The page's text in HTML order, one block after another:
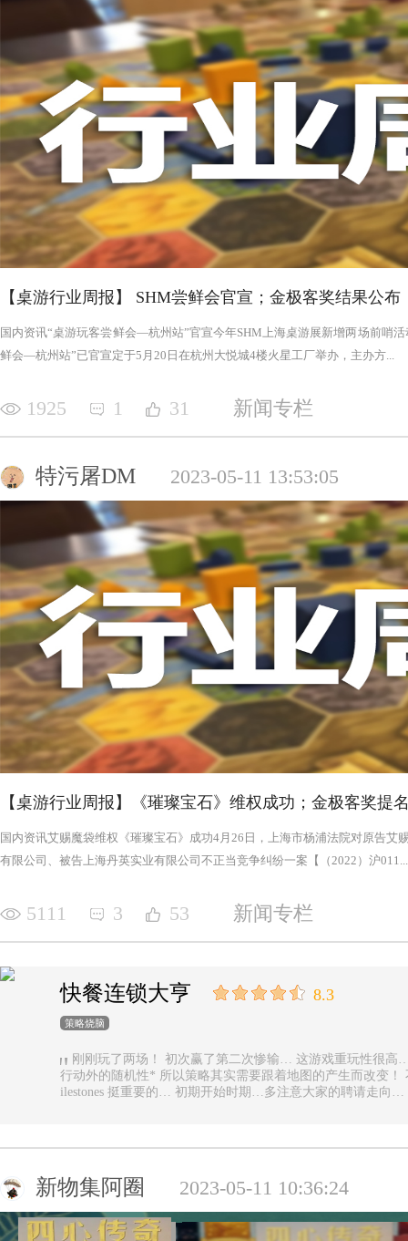
否进入罪恶的回合，鉴于次数有限以及是在英雄之后，这对
雄在场上存活的时间推移，英雄会变得更强，为了不断重创
日记录表，末日记录表上的数字越大，罪恶将会变得愈加难
竭尽全力后，仍要凭着压倒性的力量夷平土地。 与罪恶相对应的，是英雄阵营。每一次游戏，会在众
多英雄中（基础是七个，扩展中还有二十个左右）选择七个
的能力，也各有侧重，这一点的设计使游戏可玩度更高。然
的危机，英雄的每次行动都需要深思熟虑，与队友的配合显
英雄更是需要不断搜寻装备武装自己，然而每一轮的装备数
英雄为了目标浴血奋战，然而行动有限，资源有限，英雄们
战、面对压力的人来说，英雄的阵营将让你沉浸于此。，而
我体验的六局里，只扮演了一次罪恶，大多数作为英雄时，
游戏，不仅仅是挑战，而是它本身加入的运气因素和策略程
实现的艰巨挑战。大家有机会确实值得尝试！
【桌游行业周报】 SHM尝鲜会官宣；金极客奖结果公布
国内资讯“桌游玩客尝鲜会—杭州站”官宣今年SHM上海桌游展新增两场前哨
鲜会—杭州站”已官宣定于5月20日在杭州大悦城4楼火星工厂举办，主办方...
1925 1 31 新闻专栏
特污屠DM 2023-05-11 13:53:05
【桌游行业周报】《璀璨宝石》维权成功；金极客奖提
国内资讯艾赐魔袋维权《璀璨宝石》成功4月26日，上海市杨浦法院对原告艾
有限公司、被告上海丹英实业有限公司不正当竞争纠纷一案【（2022）沪011...
5111 3 53 新闻专栏
快餐连锁大亨 8.3
策略烧脑
刚刚玩了两场！ 初次赢了第二次惨输… 这游戏重玩性很高… 主要是唯一的随机性是地图… 除了玩家
行动外的随机性* 所以策略其实需要跟着地图的产生而改变！ 不能一直使用一样的科技书！ 然后记得m
ilestones 挺重要的… 初期开始时期…多注意大家的聘请走向
新物集阿圈 2023-05-11 10:36:24